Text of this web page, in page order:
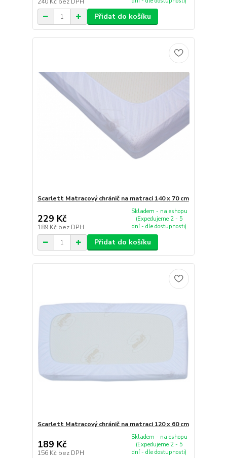
240 Kč bez DPH
Přidat do košíku
Scarlett Matracový chránič na matraci 140 x 70 cm
229 Kč
189 Kč bez DPH
Skladem - na eshopu
(Expedujeme 2 - 5
dní - dle dostupnosti)
Přidat do košíku
Scarlett Matracový chránič na matraci 120 x 60 cm
189 Kč
156 Kč bez DPH
Skladem - na eshopu
(Expedujeme 2 - 5
dní - dle dostupnosti)